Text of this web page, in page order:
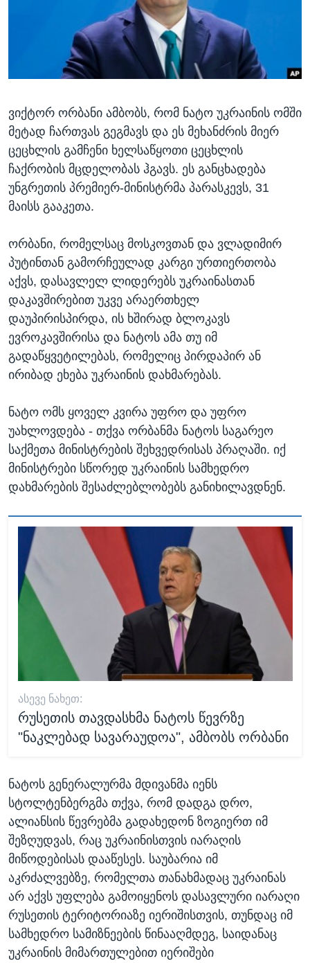
ᲡᲢᲣᲓᲘᲐ ᲕᲐᲨᲘᲜᲒᲢᲝᲜᲘ
ᲯᲐᲜᲛᲠᲗᲔᲚᲝᲑᲐ
ᲛᲔᲪᲜᲘᲔᲠᲔᲑᲐ
ᲙᲣᲚᲢᲣᲠᲐ
ᲒᲐᲚᲘᲚᲔᲝ
ᲓᲔᲖᲘᲜᲤᲝᲠᲛᲐᲪᲘᲐ
Learning English
ᲗᲕᲐᲚᲘ ᲒᲕᲐᲓᲔᲕᲜᲔᲗ
ენები
ვიქტორ ორბანი ამბობს, რომ ნატო უკრაინის ომში
მეტად ჩართვას გეგმავს და ეს მეხანძრის მიერ
ცეცხლის გამჩენი ხელსაწყოთი ცეცხლის
ჩაქრობის მცდელობას ჰგავს. ეს განცხადება
უნგრეთის პრემიერ-მინისტრმა პარასკევს, 31
მაისს გააკეთა.
ორბანი, რომელსაც მოსკოვთან და ვლადიმირ
პუტინთან გამორჩეულად კარგი ურთიერთობა
აქვს, დასავლელ ლიდერებს უკრაინასთან
დაკავშირებით უკვე არაერთხელ
დაუპირისპირდა, ის ხშირად ბლოკავს
ევროკავშირისა და ნატოს ამა თუ იმ
გადაწყვეტილებას, რომელიც პირდაპირ ან
ირიბად ეხება უკრაინის დახმარებას.
ნატო ომს ყოველ კვირა უფრო და უფრო
უახლოვდება - თქვა ორბანმა ნატოს საგარეო
საქმეთა მინისტრების შეხვედრისას პრაღაში. იქ
მინისტრები სწორედ უკრაინის სამხედრო
დახმარების შესაძლებლობებს განიხილავდნენ.
ᲐᲡᲔᲕᲔ ᲜᲐᲮᲔᲗ:
რუსეთის თავდასხმა ნატოს წევრზე
"ნაკლებად სავარაუდოა", ამბობს ორბანი
ნატოს გენერალურმა მდივანმა იენს
სტოლტენბერგმა თქვა, რომ დადგა დრო,
ალიანსის წევრებმა გადახედონ ზოგიერთ იმ
შეზღუდვას, რაც უკრაინისთვის იარაღის
მიწოდებისას დააწესეს. საუბარია იმ
აკრძალვებზე, რომელთა თანახმადაც უკრაინას
არ აქვს უფლება გამოიყენოს დასავლური იარაღი
რუსეთის ტერიტორიაზე იერიშისთვის, თუნდაც იმ
სამხედრო სამიზნეების წინააღმდეგ, საიდანაც
უკრაინის მიმართულებით იერიშები